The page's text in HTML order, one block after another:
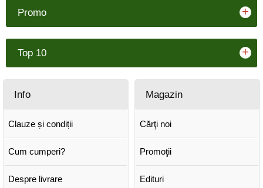
Promo +
Top 10 +
Info
Clauze și condiții
Cum cumperi?
Despre livrare
Magazin
Cărţi noi
Promoţii
Edituri